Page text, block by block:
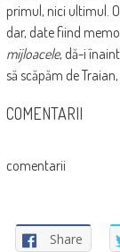
primul, nici ultimul.
dar, date fiind
mijloacele, dă-i
să scăpăm de
COMENTARII
comentarii
Share